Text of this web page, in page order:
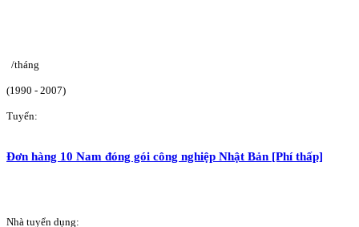
/tháng
(1990 - 2007)
Tuyển:
Đơn hàng 10 Nam đóng gói công nghiệp Nhật Bản [Phí thấp]
Nhà tuyển dụng: